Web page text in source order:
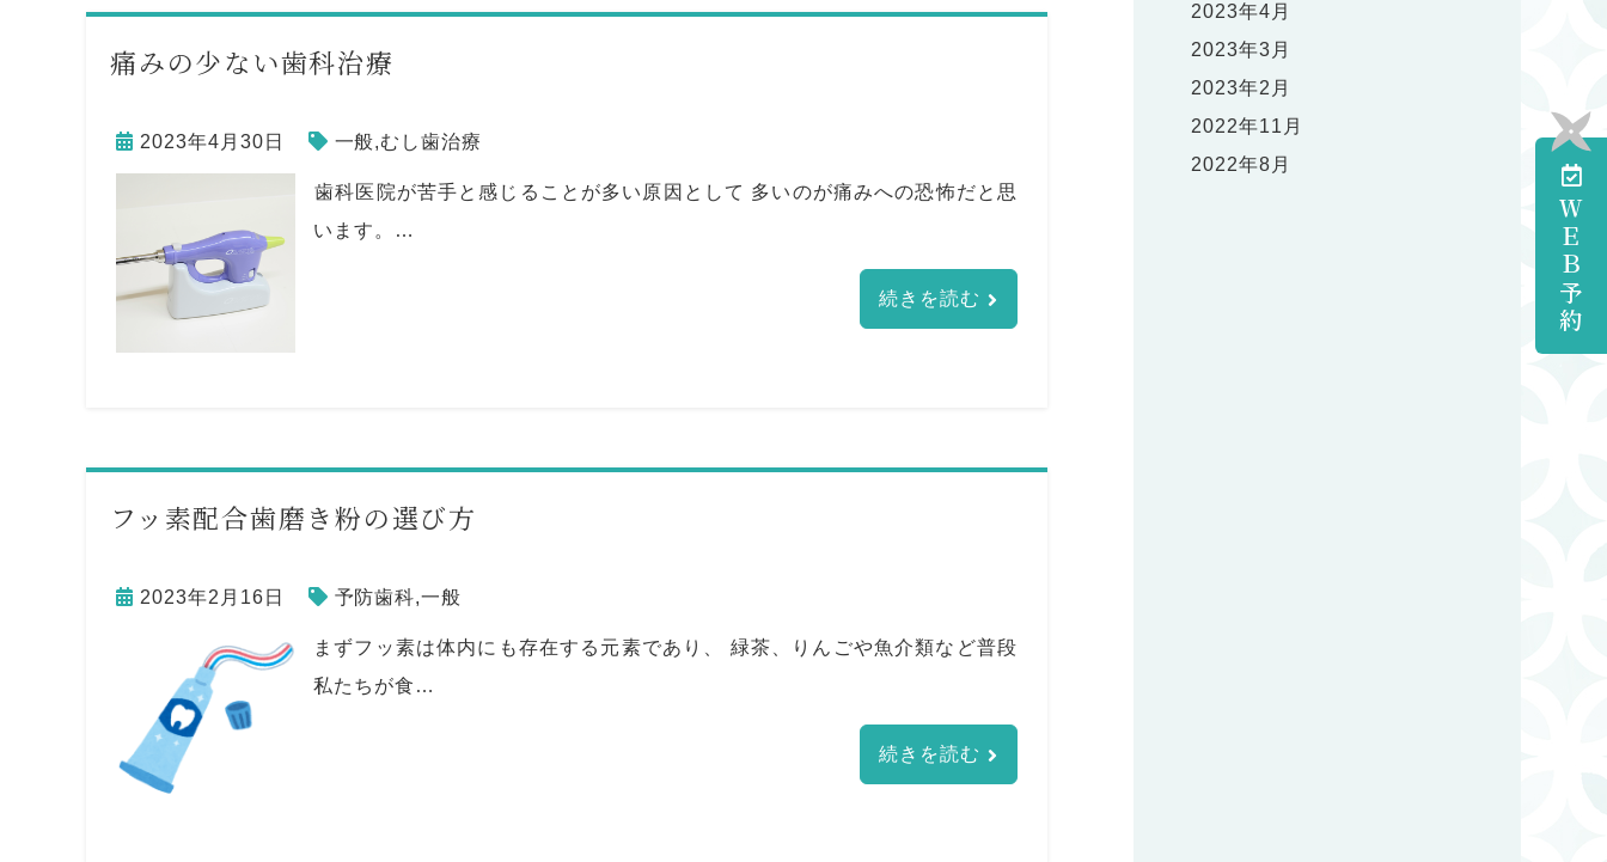
ＷＥＢ予約
痛みの少ない歯科治療
2023年4月30日 一般,むし歯治療
⁡歯科医院が苦手と感じることが多い原因として 多いのが痛みへの恐怖だと思
います。…
続きを読む
フッ素配合歯磨き粉の選び方
2023年2月16日 予防歯科,一般
まずフッ素は体内にも存在する元素であり、 緑茶、りんごや魚介類など普段
私たちが食…
続きを読む
2023年4月
2023年3月
2023年2月
2022年11月
2022年8月